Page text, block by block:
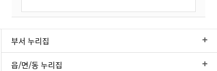
부서 누리집
읍/면/동 누리집